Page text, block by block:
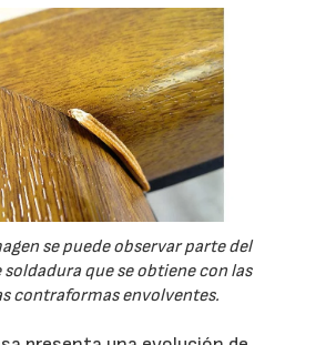
se puede observar parte del
que se obtiene con las
contraformas envolventes.